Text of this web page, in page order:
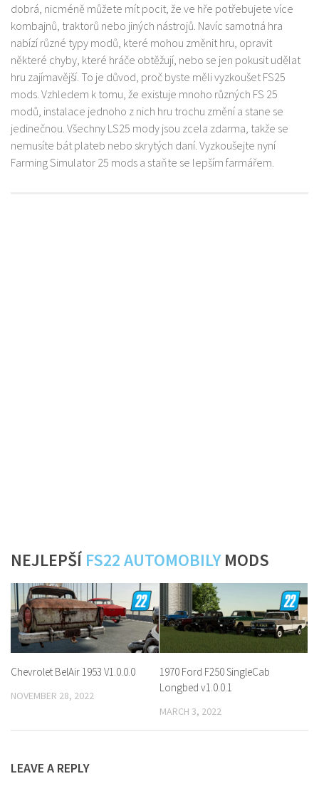
dobrá, nicméně můžete mít pocit, že ve hře potřebujete více
kombajnů, traktorů nebo jiných nástrojů. Navíc samotná hra
nabízí různé typy modů, které mohou změnit hru, opravit
některé chyby, které hráče obtěžují, nebo se jen pokusit udělat
hru zajímavější. To je důvod, proč byste měli vyzkoušet FS25
mods. Vzhledem k tomu, že existuje mnoho různých FS 25
modů, instalace jednoho z nich hru trochu změní a stane se
jedinečnou. Všechny LS25 mody jsou zcela zdarma, takže se
nemusíte bát plateb nebo skrytých daní. Vyzkoušejte nyní
Farming Simulator 25 mods a staňte se lepším farmářem.
NEJLEPŠÍ FS22 AUTOMOBILYMODS
Chevrolet BelAir 1953 V1.0.0.0
NOVEMBER 28, 2022
1970 Ford F250 SingleCab
Longbed v1.0.0.1
MARCH 3, 2022
LEAVE A REPLY